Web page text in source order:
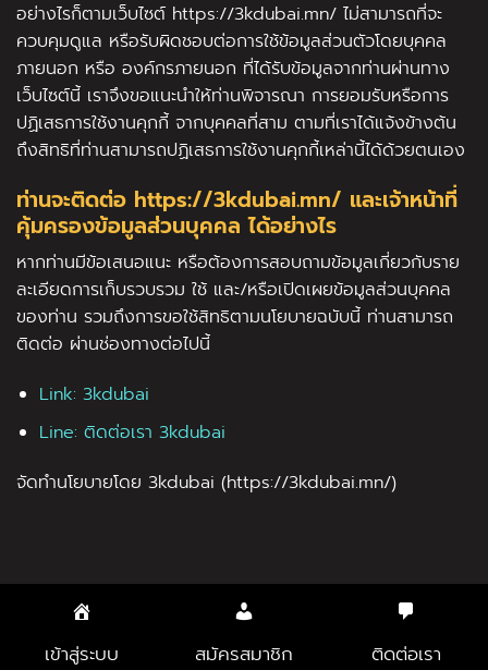
อย่างไรก็ตามเว็บไซต์ https://3kdubai.mn/ ไม่สามารถที่จะ
ควบคุมดูแล หรือรับผิดชอบต่อการใช้ข้อมูลส่วนตัวโดยบุคคล
ภายนอก หรือ องค์กรภายนอก ที่ได้รับข้อมูลจากท่านผ่านทาง
เว็บไซต์นี้ เราจึงขอแนะนำให้ท่านพิจารณา การยอมรับหรือการ
ปฏิเสธการใช้งานคุกกี้ จากบุคคลที่สาม ตามที่เราได้แจ้งข้างต้น
ถึงสิทธิที่ท่านสามารถปฏิเสธการใช้งานคุกกี้เหล่านี้ได้ด้วยตนเอง
ท่านจะติดต่อ https://3kdubai.mn/ และเจ้าหน้าที่
คุ้มครองข้อมูลส่วนบุคคล ได้อย่างไร
หากท่านมีข้อเสนอแนะ หรือต้องการสอบถามข้อมูลเกี่ยวกับราย
ละเอียดการเก็บรวบรวม ใช้ และ/หรือเปิดเผยข้อมูลส่วนบุคคล
ของท่าน รวมถึงการขอใช้สิทธิตามนโยบายฉบับนี้ ท่านสามารถ
ติดต่อ ผ่านช่องทางต่อไปนี้
Link: 3kdubai
Line: ติดต่อเรา 3kdubai
จัดทำนโยบายโดย 3kdubai (https://3kdubai.mn/)
หน้าแรก PRIVACY POLICY SITEMAP
Copyright 2026 ©3kdubai
เข้าสู่ระบบ สมัครสมาชิก ติดต่อเรา